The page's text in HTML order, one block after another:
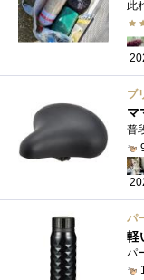
マ
軽